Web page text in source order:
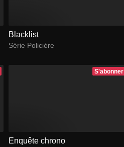
Blacklist
Série Policière
S'abonner
Enquête chrono